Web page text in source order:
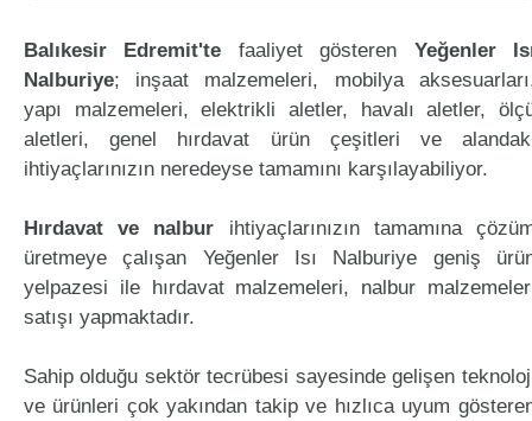
Balıkesir Edremit'te faaliyet gösteren Yeğenler
Nalburiye; inşaat malzemeleri, mobilya
yapı malzemeleri, elektrikli aletler, havalı aletler,
aletleri, genel hırdavat ürün çeşitleri ve
ihtiyaçlarınızın neredeyse tamamını karşılayabiliyor.
Hırdavat ve nalbur ihtiyaçlarınızın tamamına
üretmeye çalışan Yeğenler Isı Nalburiye geniş
yelpazesi ile hırdavat malzemeleri, nalbur
satışı yapmaktadır.
Sahip olduğu sektör tecrübesi sayesinde gelişen
ve ürünleri çok yakından takip ve hızlıca uyum